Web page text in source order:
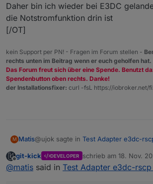
Daher bin ich wieder bei E3DC
die Notstromfunktion drin ist
[/OT]
kein Support per PN! - Fragen im Forum stellen -
rechts unten im Beitrag wenn er euch geholfen hat.
Das Forum freut sich über eine Spende. Benutzt
Spendenbutton oben rechts. Danke!
der Installationsfixer: curl -fsL https://iobroker.net/
M Matis@ujok sagte in Test Adapter e3dc-
SOH = FCC/
Offline
git-kick DEVELOPER schrieb am 18. Nov.
zuletzt editiert von git-
@matis said in Test Adapter e3dc-